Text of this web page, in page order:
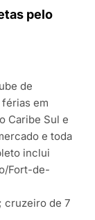
pelo
de
em
Caribe Sul e
e toda
inclui
Fort-de-
cruzeiro de 7